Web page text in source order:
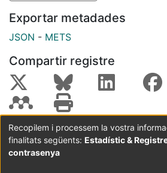
Exportar metadades
JSON - METS
Compartir registre
Coordinació:CRAI UB Avís legal
Metadades
subjectes a:
Recopilem i processem la vostra
finalitats següents: Estadístic &
contrasenya